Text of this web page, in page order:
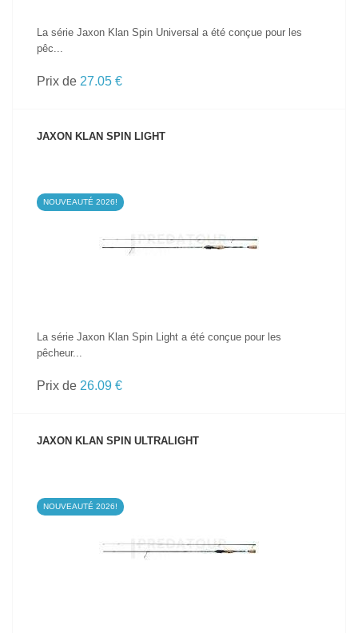
La série Jaxon Klan Spin Universal a été conçue pour les
pêc...
Prix de 27.05 €
JAXON KLAN SPIN LIGHT
NOUVEAUTÉ 2026!
La série Jaxon Klan Spin Light a été conçue pour les
pêcheur...
Prix de 26.09 €
JAXON KLAN SPIN ULTRALIGHT
NOUVEAUTÉ 2026!